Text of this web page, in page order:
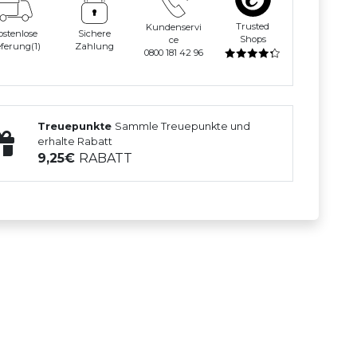
Sichere
Zahlung
Kundenservi
ce
0800 181 42 96
Trusted
Shops
Treuepunkte Sammle Treuepunkte und
erhalte Rabatt
9,25 RABATT